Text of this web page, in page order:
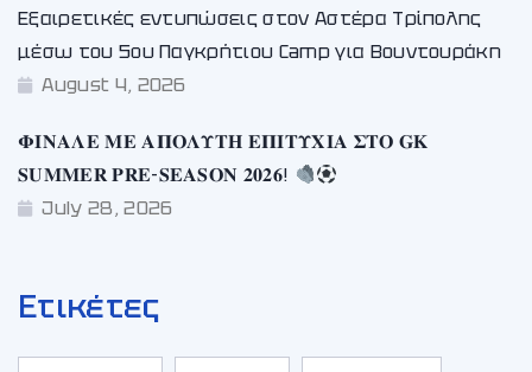
Εξαιρετικές εντυπώσεις στον Αστέρα Τρίπολης
μέσω του 5ου Παγκρήτιου Camp για Βουντουράκη
August 4, 2026
𝚽𝚰𝚴𝚨𝚲𝚬 𝚳𝚬 𝚨𝚷𝚶𝚲𝚼𝚻𝚮 𝚬𝚷𝚰𝚻𝚼𝚾𝚰𝚨 𝚺𝚻𝚶 𝐆𝐊
𝐒𝐔𝐌𝐌𝐄𝐑 𝐏𝐑𝐄-𝐒𝐄𝐀𝐒𝐎𝐍 𝟐𝟎𝟐𝟔!
July 28, 2026
Ετικέτες